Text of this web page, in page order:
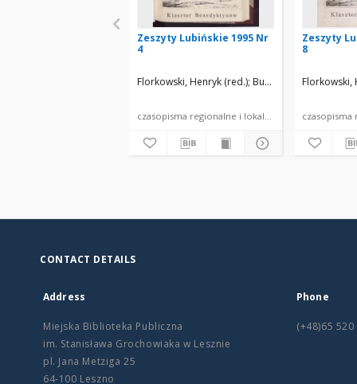
Zeszyty Lubińskie 1995 Nr
4
Florkowski, Henryk (red.) Buksalewicz, Paweł
czasopisma regionalne i lokalne
Zeszyty
8
Florkowski,
czasopisma
CONTACT DETAILS
Address
Miejska Biblioteka Publiczna
im. Stanisława Grochowiaka w Lesznie
pl. Jana Metziga 25
64-100 Leszno
Phone
(+48)65 520